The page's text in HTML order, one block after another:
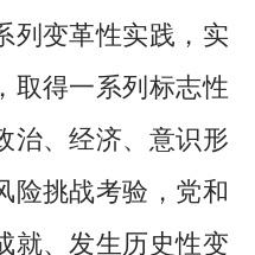
列变革性实践，实
取得一系列标志性
治、经济、意识形
险挑战考验，党和
就、发生历史性变